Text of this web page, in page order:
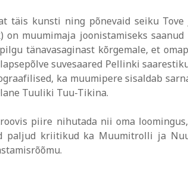
täis kunsti ning põnevaid seiku
muumimaja joonistamiseks
tänavasaginast kõrgemale, et
suvesaared Pellinki
ka muumipere sisaldab
Tuuliki Tuu-Tikina.
piire nihutada nii oma
paljud kriitikud ka Muumitrolli ja